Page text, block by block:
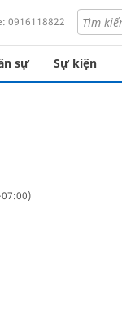
0916118822
sự Sự kiện